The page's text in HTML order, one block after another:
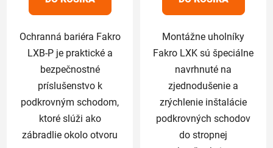
hviezdičiek.
Ochranná bariéra Fakro
LXB-P je praktické a
bezpečnostné
príslušenstvo k
podkrovným schodom,
ktoré slúži ako
zábradlie okolo otvoru
hviezdičiek.
Montážne uholníky
Fakro LXK sú špeciálne
navrhnuté na
zjednodušenie a
zrýchlenie inštalácie
podkrovných schodov
do stropnej